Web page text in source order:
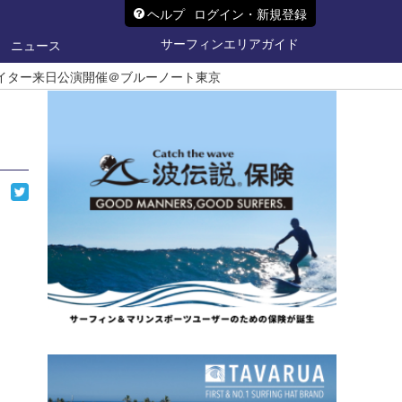
ヘルプ ログイン・新規登録
ニュース
サーフィンエリアガイド
ー来日公演開催＠ブルーノート東京